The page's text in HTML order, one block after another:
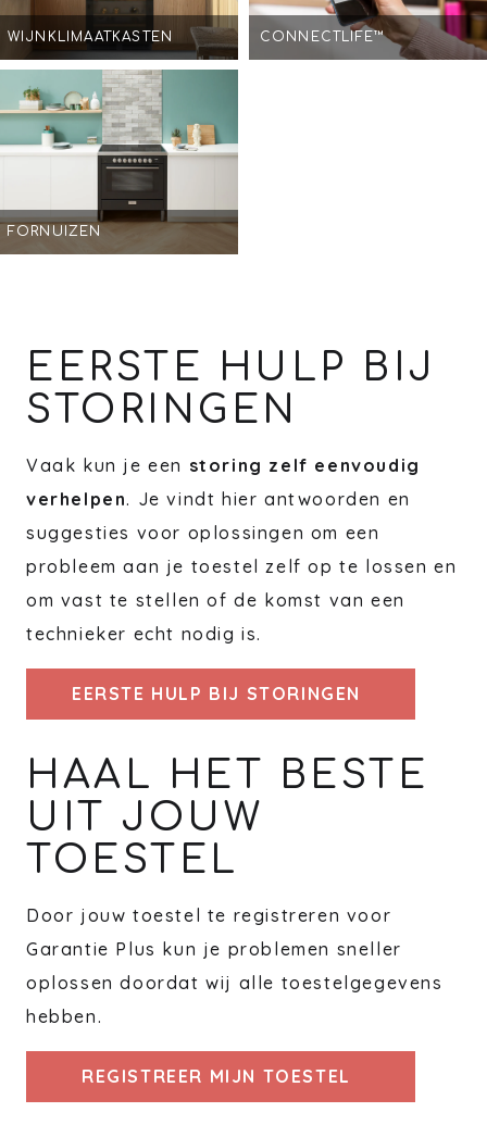
WIJNKLIMAATKASTEN CONNECTLIFE™
FORNUIZEN
EERSTE HULP BIJ
STORINGEN
Vaak kun je een storing zelf eenvoudig
verhelpen. Je vindt hier antwoorden en
suggesties voor oplossingen om een
probleem aan je toestel zelf op te lossen en
om vast te stellen of de komst van een
technieker echt nodig is.
EERSTE HULP BIJ STORINGEN
HAAL HET BESTE
UIT JOUW
TOESTEL
Door jouw toestel te registreren voor
Garantie Plus kun je problemen sneller
oplossen doordat wij alle toestelgegevens
hebben.
REGISTREER MIJN TOESTEL